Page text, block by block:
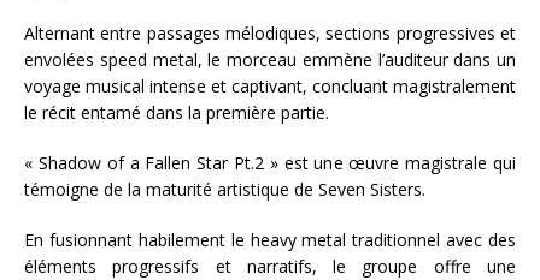
Alternant entre passages mélodiques, sections progressives et
envolées speed metal, le morceau emmène l’auditeur dans un
voyage musical intense et captivant, concluant magistralement
le récit entamé dans la première partie.
« Shadow of a Fallen Star Pt.2 » est une œuvre magistrale qui
témoigne de la maturité artistique de Seven Sisters.
En fusionnant habilement le heavy metal traditionnel avec des
éléments progressifs et narratifs, le groupe offre une